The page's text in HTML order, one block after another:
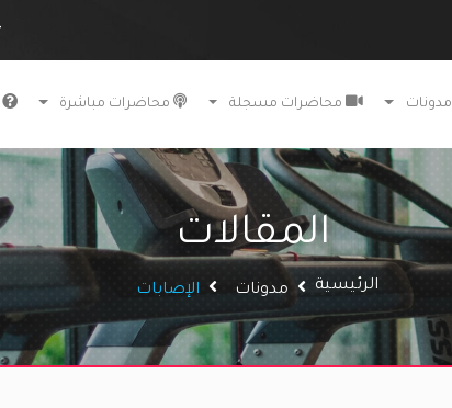
مدونات محاضرات مسجلة محاضرات مباشرة
المقالات
الرئيسية مدونات الإصابات